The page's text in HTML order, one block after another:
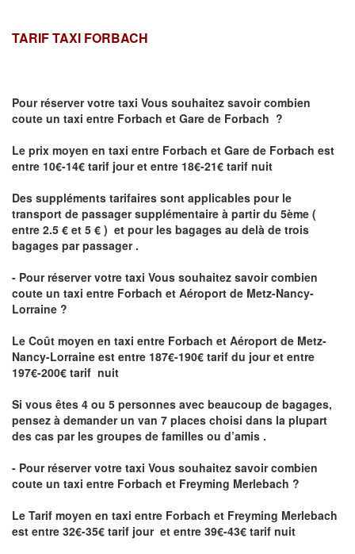
TARIF TAXI FORBACH
Pour réserver votre taxi Vous souhaitez savoircombien
coute un taxi entre Forbach et Gare de Forbach ?
Le prix moyen en taxi entre Forbach et Gare de Forbach est
entre 10€-14€ tarif jour et entre 18€-21€ tarif nuit
Des suppléments tarifaires sont applicables pour le
transport de passager supplémentaire à partir du 5ème (
entre 2.5 € et 5 € ) et pour les bagages au delà de trois
bagages par passager .
- Pour réserver votre taxi Vous souhaitez savoircombien
coute un taxi entre Forbach et Aéroport de Metz-Nancy-
Lorraine ?
Le Coût moyen en taxi entre Forbach et Aéroport de Metz-
Nancy-Lorraine est entre 187€-190€ tarif du jour et entre
197€-200€ tarif nuit
Si vous êtes 4 ou 5 personnes avec beaucoup de bagages,
pensez à demander un van 7 places choisi dans la plupart
des cas par les groupes de familles ou d’amis .
- Pour réserver votre taxi Vous souhaitez savoircombien
coute un taxi entre Forbach et Freyming Merlebach ?
Le Tarif moyen en taxi entre Forbach et Freyming Merlebach
est entre 32€-35€ tarif jour et entre 39€-43€ tarif nuit